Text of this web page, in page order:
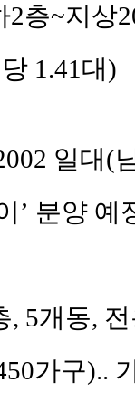
2층~지
1.41대)
일대(
’ 분양
, 5개동,
가구)..